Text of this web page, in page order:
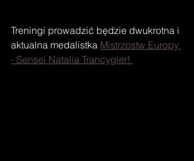
Treningi prowadzić będzie dwukrotna i
aktualna medalistka Mistrzostw Europy
- Sensei Natalia Trancygier!